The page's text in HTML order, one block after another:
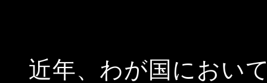
近年、わが国におい